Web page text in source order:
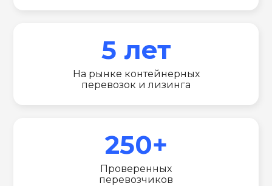
5 лет
На рынке контейнерных
перевозок и лизинга
250+
Проверенных
перевозчиков